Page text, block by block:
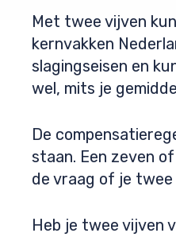
Met twee vijven
kernvakken
slagingseisen en
wel, mits je
De
staan. Een zeven
de vraag of je
Heb je twee vijven